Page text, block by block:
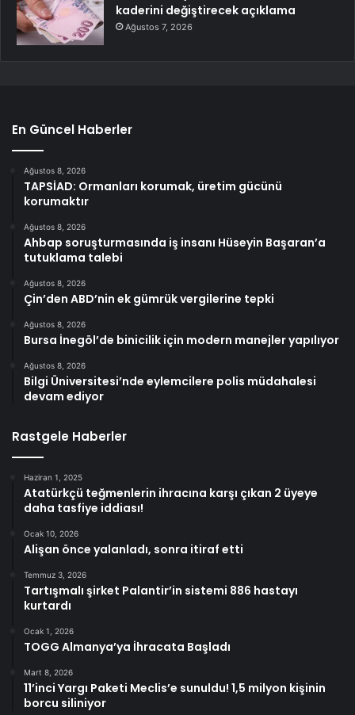
kaderini değiştirecek açıklama
Ağustos 7, 2026
En Güncel Haberler
Ağustos 8, 2026
TAPSİAD: Ormanları korumak, üretim gücünü
korumaktır
Ağustos 8, 2026
Ahbap soruşturmasında iş insanı Hüseyin Başaran’a
tutuklama talebi
Ağustos 8, 2026
Çin’den ABD’nin ek gümrük vergilerine tepki
Ağustos 8, 2026
Bursa İnegöl’de binicilik için modern manejler yapılıyor
Ağustos 8, 2026
Bilgi Üniversitesi’nde eylemcilere polis müdahalesi
devam ediyor
Rastgele Haberler
Haziran 1, 2025
Atatürkçü teğmenlerin ihracına karşı çıkan 2 üyeye
daha tasfiye iddiası!
Ocak 10, 2026
Alişan önce yalanladı, sonra itiraf etti
Temmuz 3, 2026
Tartışmalı şirket Palantir’in sistemi 886 hastayı
kurtardı
Ocak 1, 2026
TOGG Almanya’ya İhracata Başladı
Mart 8, 2026
11’inci Yargı Paketi Meclis’e sunuldu! 1,5 milyon kişinin
borcu siliniyor